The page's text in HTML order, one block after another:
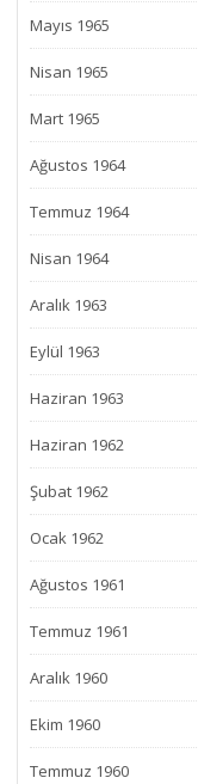
Mayıs 1965
Nisan 1965
Mart 1965
Ağustos 1964
Temmuz 1964
Nisan 1964
Aralık 1963
Eylül 1963
Haziran 1963
Haziran 1962
Şubat 1962
Ocak 1962
Ağustos 1961
Temmuz 1961
Aralık 1960
Ekim 1960
Temmuz 1960